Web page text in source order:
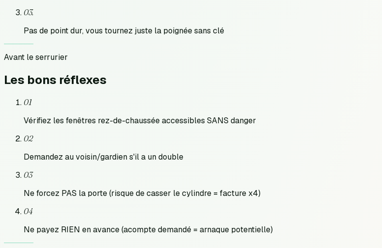
03.
Pas de point dur, vous tournez juste la poignée sans clé
Avant le serrurier
Les bons réflexes
01
Vérifiez les fenêtres rez-de-chaussée accessibles SANS danger
02
Demandez au voisin/gardien s'il a un double
03
Ne forcez PAS la porte (risque de casser le cylindre = facture x4)
04
Ne payez RIEN en avance (acompte demandé = arnaque potentielle)